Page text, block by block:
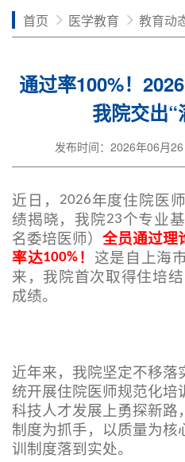
首页 医学教育 教育动
通过率100%！
我院交出“
发布时间：2026年06月26
近日， 2026年度住院医
绩揭晓，我院23个专业
名委培医师） 全员通过理
率达100% ！ 这是自上海
来，我院首次取得住培
成绩。
近年来，我院坚定不移落
统开展住院医师规范化培
科技人才发展上勇探新路
制度为抓手，以质量为核
训制度落到实处。